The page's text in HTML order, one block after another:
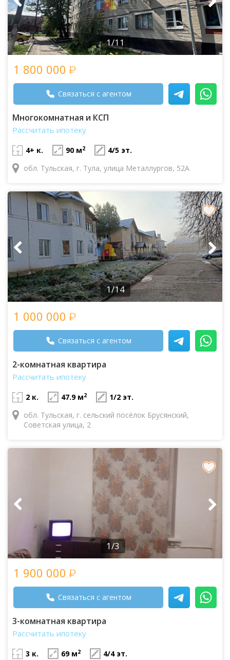
1/11
1 800 000
Связаться с агентом
Многокомнатная и КСП
Рассчитать ипотеку
4+ к. 90 м2
4/5 эт.
обл. Тульская, г. Тула, улица Металлургов, 52А
1/14
1 000 000
Связаться с агентом
2-комнатная квартира
Рассчитать ипотеку
2 к. 47.9 м2
1/2 эт.
обл. Тульская, г. сельский посёлок Брусянский,
Советская улица, 2
1/3
1 900 000
Связаться с агентом
3-комнатная квартира
Рассчитать ипотеку
3 к. 69 м2
4/4 эт.